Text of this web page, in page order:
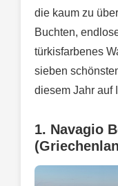
die kaum zu
Buchten,
türkisfarbenes
sieben
diesem Jahr auf
1. Navagio